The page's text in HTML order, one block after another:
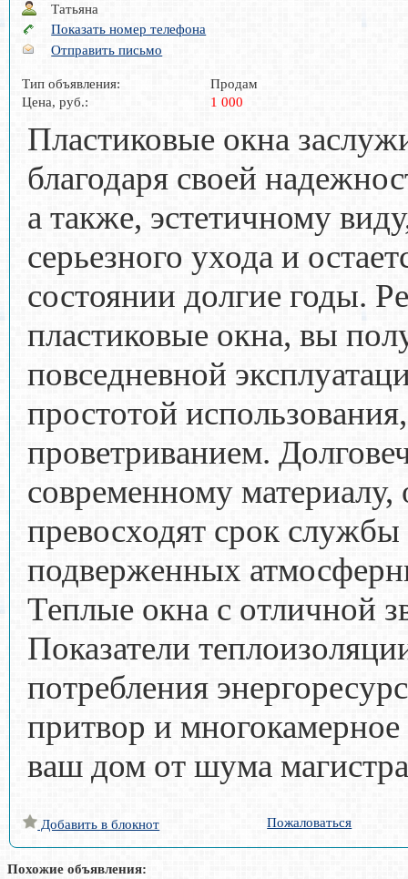
Татьяна
Показать номер телефона
Отправить письмо
Тип объявления:
Продам
Цена, руб.:
1 000
Пластиковые окна
благодаря своей
а также, эстетичному
серьезного ухода и
состоянии долгие годы.
пластиковые окна, вы
повседневной
простотой
проветриванием.
современному
превосходят срок
подверженных
Теплые окна с отличной
Показатели
потребления
притвор и
ваш дом от шума
Добавить в блокнот Пожаловаться
Похожие объявления: